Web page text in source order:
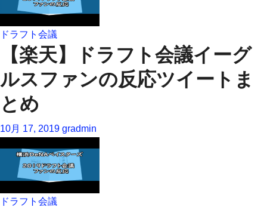
ドラフト会議
【楽天】ドラフト会議イーグ
ルスファンの反応ツイートま
とめ
10月 17, 2019 gradmin
ドラフト会議